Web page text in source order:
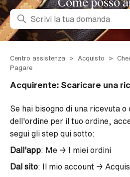
Come posso
Ricerca
Centro assistenza Acquisto
Pagare
Acquirente: Scaricare una
Se hai bisogno di una ricevuta o
dell'ordine per il tuo ordine,
segui gli step qui sotto:
Dall'app: Me → I miei ordini
Dal sito: Il mio account →